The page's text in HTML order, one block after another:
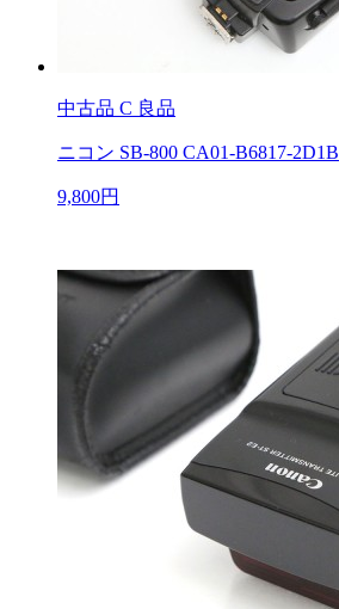
中古品 C 良品
ニコン SB-800 CA01-B6817-2D1B
9,800円